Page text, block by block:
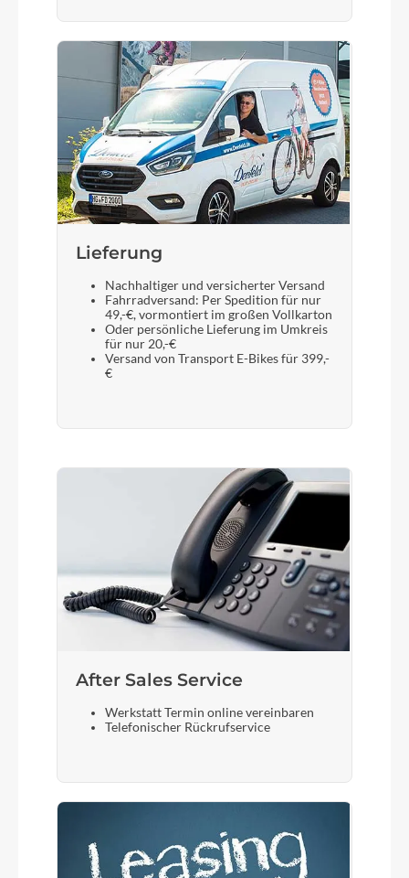
Lieferung
Nachhaltiger und versicherter Versand
Fahrradversand: Per Spedition für nur
49,-€, vormontiert im großen Vollkarton
Oder persönliche Lieferung im Umkreis
für nur 20,-€
Versand von Transport E-Bikes für 399,-
€
After Sales Service
Werkstatt Termin online vereinbaren
Telefonischer Rückrufservice